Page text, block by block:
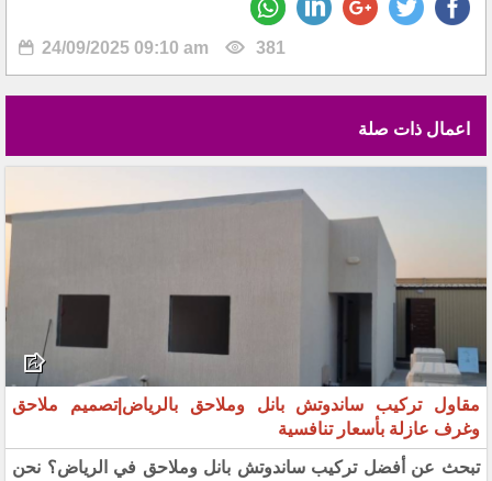
24/09/2025 09:10 am 381
اعمال ذات صلة
مقاول تركيب ساندوتش بانل وملاحق بالرياض|تصميم ملاحق
وغرف عازلة بأسعار تنافسية
تبحث عن أفضل تركيب ساندوتش بانل وملاحق في الرياض؟ نحن